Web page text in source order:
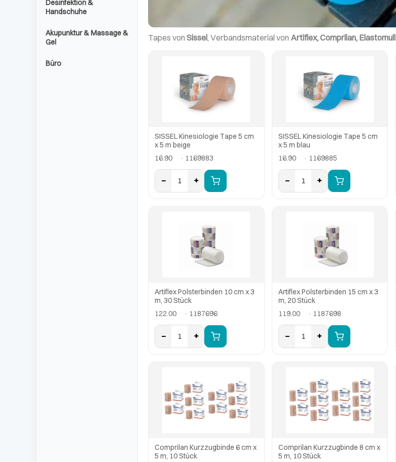
Desinfektion &
Handschuhe
Akupunktur & Massage &
Gel
Büro
Tapes von Sissel, Verbandsmaterial von Artiflex, Comprilan, Elastomull
SISSEL Kinesiologie Tape 5 cm
x 5 m beige
16.90
· 1169883
− 1 +
SISSEL Kinesiologie Tape 5 cm
x 5 m blau
16.90
· 1169885
− 1 +
Artiflex Polsterbinden 10 cm x 3
m, 30 Stück
122.00
· 1187696
− 1 +
Artiflex Polsterbinden 15 cm x 3
m, 20 Stück
119.00
· 1187698
− 1 +
Comprilan Kurzzugbinde 6 cm x
5 m, 10 Stück
Comprilan Kurzzugbinde 8 cm x
5 m, 10 Stück